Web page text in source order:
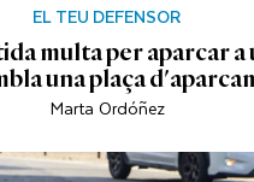
EL TEU DEFENSOR
multa per aparcar a
una plaça
Marta Ordóñez